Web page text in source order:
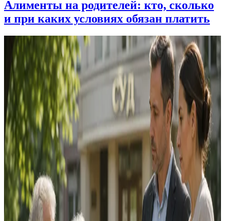
Алименты на родителей: кто, сколько
и при каких условиях обязан платить